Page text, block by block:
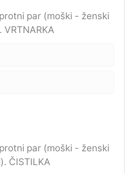
par (moški - ženski
VRTNARKA
par (moški - ženski
ČISTILKA